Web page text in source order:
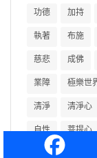
功德 加持
執著 布施
慈悲 成佛
業障 極樂世
清淨 清淨心
自性 菩提心
障礙